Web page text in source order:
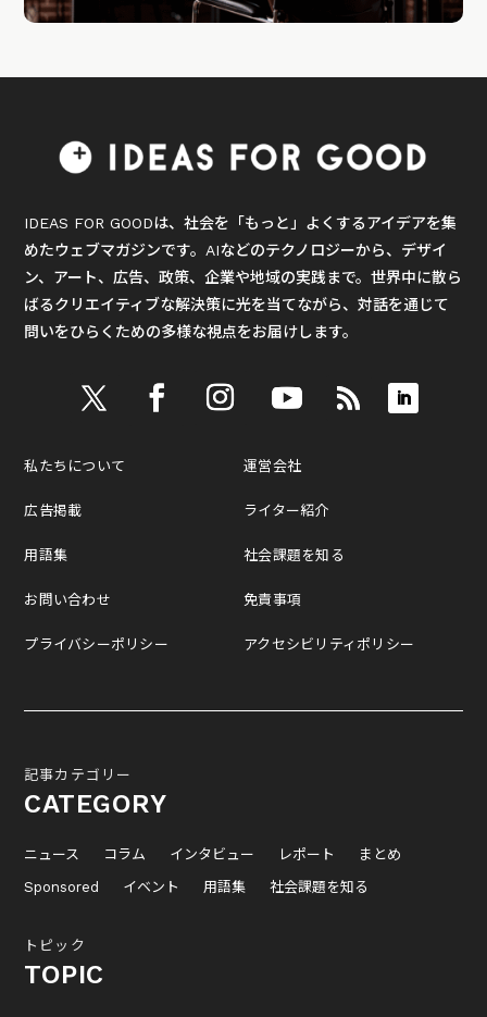
IDEAS FOR GOODは、社会を「もっと」よくするアイデアを集
めたウェブマガジンです。AIなどのテクノロジーから、デザイ
ン、アート、広告、政策、企業や地域の実践まで。世界中に散ら
ばるクリエイティブな解決策に光を当てながら、対話を通じて
問いをひらくための多様な視点をお届けします。
私たちについて
広告掲載
用語集
お問い合わせ
プライバシーポリシー
運営会社
ライター紹介
社会課題を知る
免責事項
アクセシビリティポリシー
記事カテゴリー
CATEGORY
ニュース コラム インタビュー レポート
まとめ
Sponsored
イベント 用語集 社会課題を知る
トピック
TOPIC